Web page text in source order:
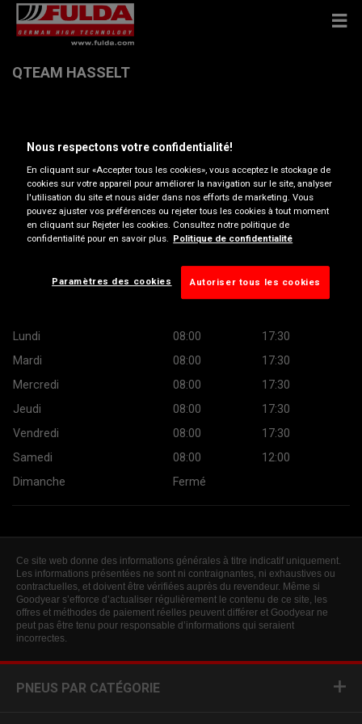
QTEAM HASSELT
Afficher le numéro de téléphone
hasselt@qteam.be
Lundi 08:00
17:30
Mardi
08:00
17:30
Mercredi
08:00
17:30
Jeudi
08:00
17:30
Vendredi
08:00
17:30
Samedi
08:00
12:00
Dimanche
Fermé
Ce site web donne des informations générales à titre indicatif uniquement.
Les informations présentées ne sont ni contraignantes, ni exhaustives ou
contractuelles, et doivent être vérifiées auprès du revendeur. Même si
Goodyear s’efforce d’actualiser régulièrement le contenu de ce site, les
offres et méthodes de paiement réelles peuvent différer et Goodyear ne
peut pas être tenu pour responsable d’informations qui seraient
incorrectes.
PNEUS PAR CATÉGORIE
Nous respectons votre confidentialité!
En cliquant sur «Accepter tous les cookies», vous acceptez le stockage de
cookies sur votre appareil pour améliorer la navigation sur le site, analyser
l'utilisation du site et nous aider dans nos efforts de marketing. Vous
pouvez ajuster vos préférences ou rejeter tous les cookies à tout moment
en cliquant sur Rejeter les cookies. Consultez notre politique de
confidentialité pour en savoir plus. Politique de confidentialité
Paramètres des cookies Autoriser tous les cookies